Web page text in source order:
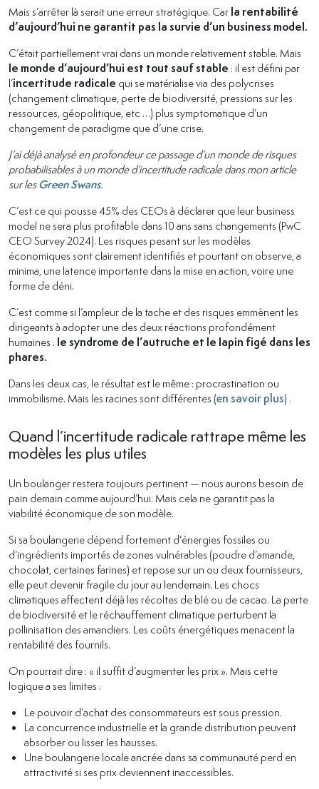
Mais s’arrêter là serait une erreur stratégique. Car la rentabilité
d’aujourd’hui ne garantit pas la survie d’un business model.
C’était partiellement vrai dans un monde relativement stable. Mais
le monde d’aujourd’hui est tout sauf stable : il est défini par
l’incertitude radicale qui se matérialise via des polycrises
(changement climatique, perte de biodiversité, pressions sur les
ressources, géopolitique, etc …) plus symptomatique d’un
changement de paradigme que d’une crise.
J’ai déjà analysé en profondeur ce passage d’un monde de risques
probabilisables à un monde d’incertitude radicale dans mon article
sur lesGreen Swans.
C’est ce qui pousse 45% des CEOs à déclarer que leur business
model ne sera plus profitable dans 10 ans sans changements (PwC
CEO Survey 2024). Les risques pesant sur les modèles
économiques sont clairement identifiés et pourtant on observe, a
minima, une latence importante dans la mise en action, voire une
forme de déni.
C’est comme si l’ampleur de la tache et des risques emmènent les
dirigeants à adopter une des deux réactions profondément
humaines : le syndrome de l’autruche et le lapin figé dans les
phares.
Dans les deux cas, le résultat est le même : procrastination ou
immobilisme. Mais les racines sont différentes (en savoir plus) .
Quand l’incertitude radicale rattrape même les
modèles les plus utiles
Un boulanger restera toujours pertinent — nous aurons besoin de
pain demain comme aujourd’hui. Mais cela ne garantit pas la
viabilité économique de son modèle.
Si sa boulangerie dépend fortement d’énergies fossiles ou
d’ingrédients importés de zones vulnérables (poudre d’amande,
chocolat, certaines farines) et repose sur un ou deux fournisseurs,
elle peut devenir fragile du jour au lendemain. Les chocs
climatiques affectent déjà les récoltes de blé ou de cacao. La perte
de biodiversité et le réchauffement climatique perturbent la
pollinisation des amandiers. Les coûts énergétiques menacent la
rentabilité des fournils.
On pourrait dire : « il suffit d’augmenter les prix ». Mais cette
logique a ses limites :
Le pouvoir d’achat des consommateurs est sous pression.
La concurrence industrielle et la grande distribution peuvent
absorber ou lisser les hausses.
Une boulangerie locale ancrée dans sa communauté perd en
attractivité si ses prix deviennent inaccessibles.